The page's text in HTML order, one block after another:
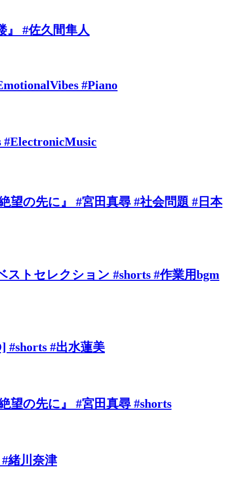
』 #佐久間隼人
#Piano
の先に』 #宮田真尋 #社会問題 #日本
ストセレクション #shorts #作業用bgm
#shorts #出水蓮美
の先に』 #宮田真尋 #shorts
緒川奈津